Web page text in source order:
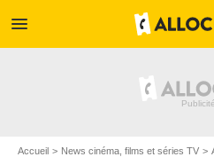
menu
Accueil News cinéma, films et séries TV